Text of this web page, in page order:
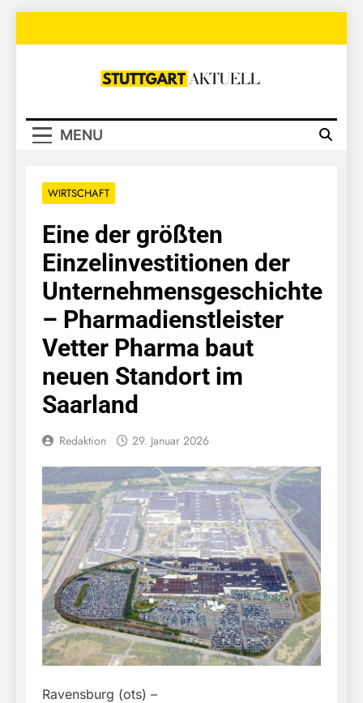
Stuttgart
MENU
WIRTSCHAFT
Eine der größten
Einzelinvestitionen der
Unternehmensgeschichte
– Pharmadienstleister
Vetter Pharma baut
neuen Standort im
Saarland
Redaktion 29. Januar 2026
Ravensburg (ots) –